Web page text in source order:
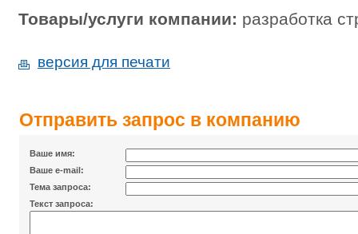
Товары/услуги компании: разработка
версия для печати
Отправить запрос в компанию
Ваше имя:
Ваше e-mail:
Тема запроса:
Текст запроса: